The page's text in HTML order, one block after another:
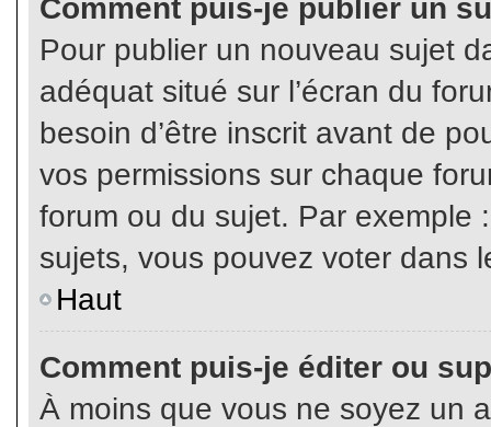
Comment puis-je publier un
Pour publier un nouveau sujet
adéquat situé sur l’écran du
besoin d’être inscrit avant de
vos permissions sur chaque
forum ou du sujet. Par exemple
sujets, vous pouvez voter dans
Haut
Comment puis-je éditer ou
À moins que vous ne soyez un